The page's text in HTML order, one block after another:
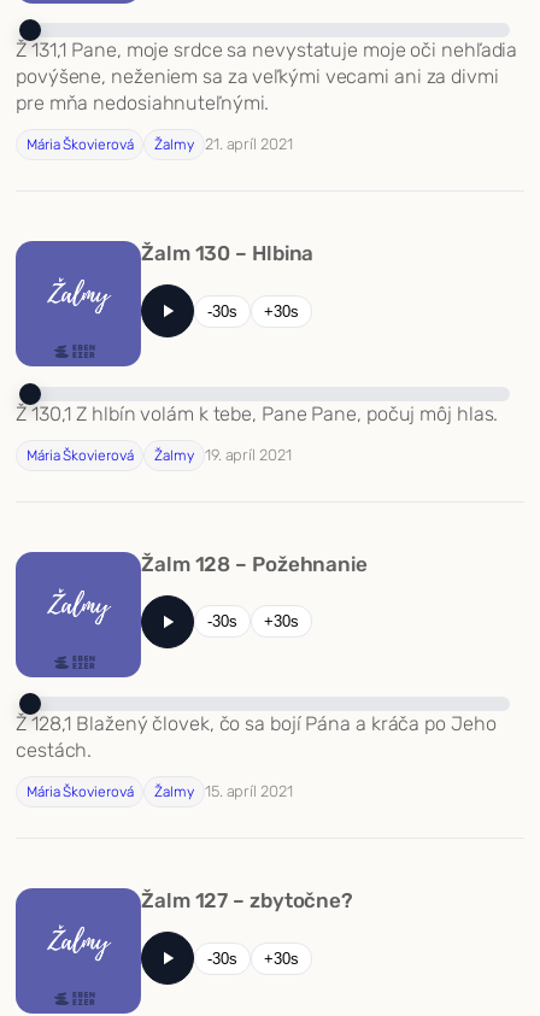
Ž 131,1 Pane, moje srdce sa nevystatuje moje oči nehľadia
povýšene, neženiem sa za veľkými vecami ani za divmi
pre mňa nedosiahnuteľnými.
Mária Škovierová Žalmy 21. apríl 2021
Žalm 130 – Hlbina
-30s +30s
Ž 130,1 Z hlbín volám k tebe, Pane Pane, počuj môj hlas.
Mária Škovierová Žalmy 19. apríl 2021
Žalm 128 – Požehnanie
-30s +30s
Ž 128,1 Blažený človek, čo sa bojí Pána a kráča po Jeho
cestách.
Mária Škovierová Žalmy 15. apríl 2021
Žalm 127 – zbytočne?
-30s +30s